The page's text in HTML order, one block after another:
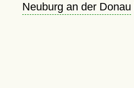
Neuburg an der Donau